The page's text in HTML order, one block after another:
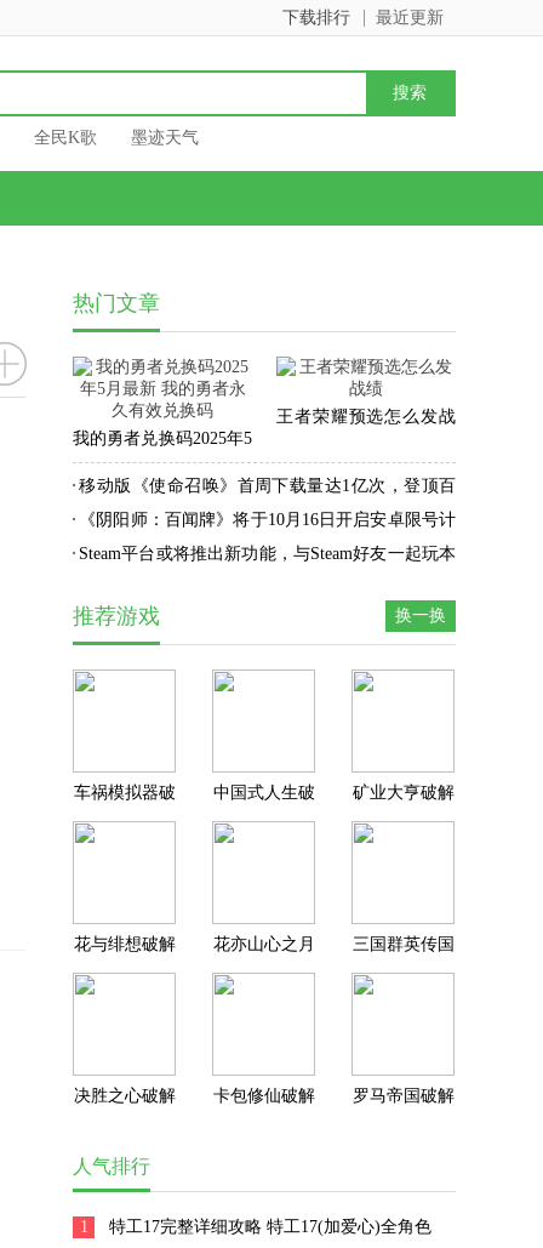
最近更新
下载排行
全民K歌 墨迹天气
热门文章
我的勇者兑换码2025年5
月最新 我的勇者永久有
效兑换码
王者荣耀预选怎么发战
移动版《使命召唤》首周下载量达1亿次，登顶百
国IOS下载榜
《阴阳师：百闻牌》将于10月16日开启安卓限号计
费删档测试
Steam平台或将推出新功能，与Steam好友一起玩本
推荐游戏 换一换
车祸模拟器破
解版无限金币
中国式人生破
解版内置作弊
矿业大亨破解
版无限钞票版
花与绯想破解
版下载2026最
花亦山心之月
破解版最新版
三国群英传国
战版破解版无
决胜之心破解
新版本
卡包修仙破解
罗马帝国破解
人气排行
1 特工17完整详细攻略 特工17(加爱心)全角色